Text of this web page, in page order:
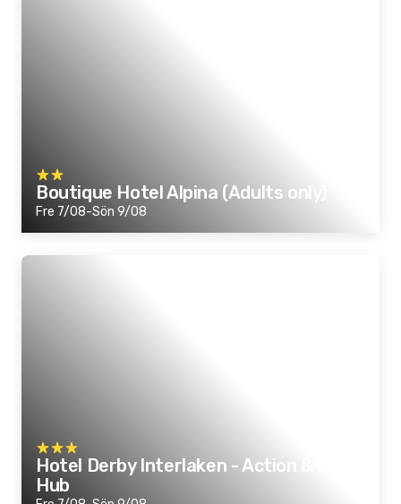
Boutique Hotel Alpina (Adults only)
Fre 7/08-Sön 9/08
Hotel Derby Interlaken - Action & Relax
Hub